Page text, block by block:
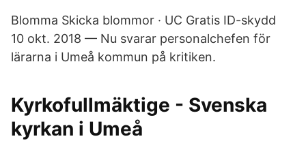
Blomma Skicka blommor · UC Gratis ID-​skydd
10 okt. 2018 — Nu svarar personalchefen för
lärarna i Umeå kommun på kritiken.
Kyrkofullmäktige - Svenska
kyrkan i Umeå